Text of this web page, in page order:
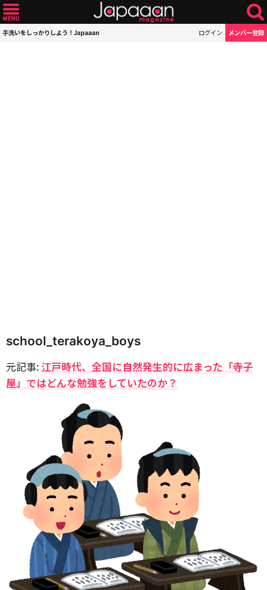
手洗いをしっかりしよう！Japaaan ログイン メンバー登録
school_terakoya_boys
元記事: 江戸時代、全国に自然発生的に広まった「寺子
屋」ではどんな勉強をしていたのか？